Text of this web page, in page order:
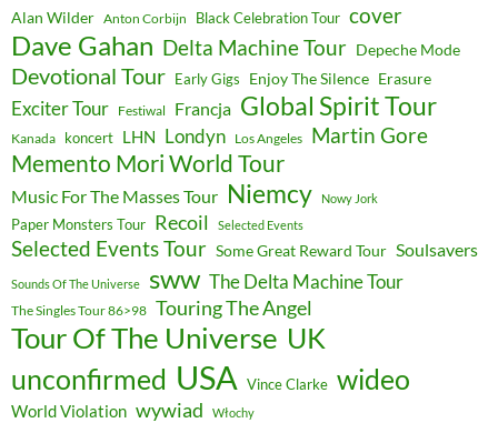
Alan Wilder Anton Corbijn Black Celebration Tour cover
Dave Gahan Delta Machine Tour Depeche Mode
Devotional Tour Early Gigs Enjoy The Silence Erasure
Exciter Tour Festiwal Francja Global Spirit Tour
Kanada koncert LHN Londyn Los Angeles Martin Gore
Memento Mori World Tour
Music For The Masses Tour Niemcy Nowy Jork
Paper Monsters Tour Recoil Selected Events
Selected Events Tour Some Great Reward Tour Soulsavers
Sounds Of The Universe sww The Delta Machine Tour
The Singles Tour 86>98 Touring The Angel
Tour Of The Universe UK
unconfirmed USA Vince Clarke wideo
World Violation wywiad Włochy